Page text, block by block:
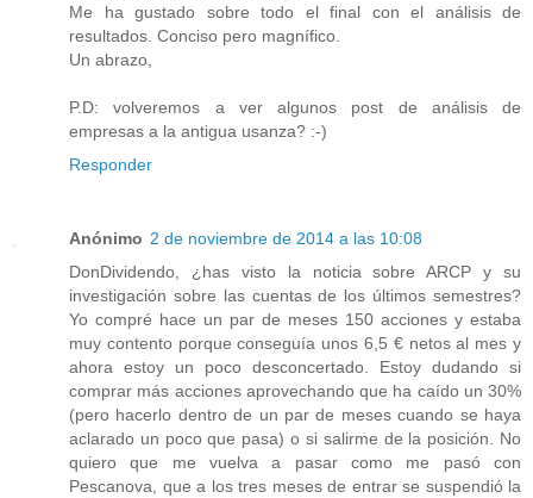
Me ha gustado sobre todo el final con el análisis de
resultados. Conciso pero magnífico.
Un abrazo,
P.D: volveremos a ver algunos post de análisis de
empresas a la antigua usanza? :-)
Responder
Anónimo 2 de noviembre de 2014 a las 10:08
DonDividendo, ¿has visto la noticia sobre ARCP y su
investigación sobre las cuentas de los últimos semestres?
Yo compré hace un par de meses 150 acciones y estaba
muy contento porque conseguía unos 6,5 € netos al mes y
ahora estoy un poco desconcertado. Estoy dudando si
comprar más acciones aprovechando que ha caído un 30%
(pero hacerlo dentro de un par de meses cuando se haya
aclarado un poco que pasa) o si salirme de la posición. No
quiero que me vuelva a pasar como me pasó con
Pescanova, que a los tres meses de entrar se suspendió la